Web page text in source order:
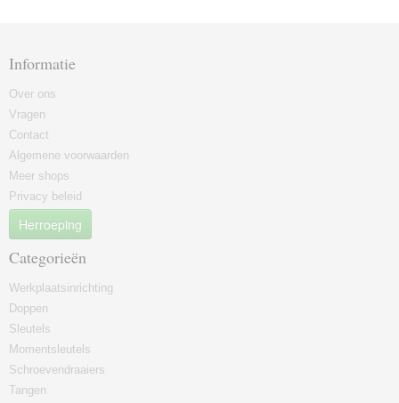
Informatie
Over ons
Vragen
Contact
Algemene voorwaarden
Meer shops
Privacy beleid
Herroeping
Categorieën
Werkplaatsinrichting
Doppen
Sleutels
Momentsleutels
Schroevendraaiers
Tangen